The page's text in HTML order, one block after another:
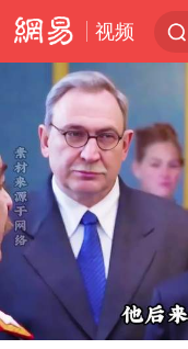
视频
Play
00:00